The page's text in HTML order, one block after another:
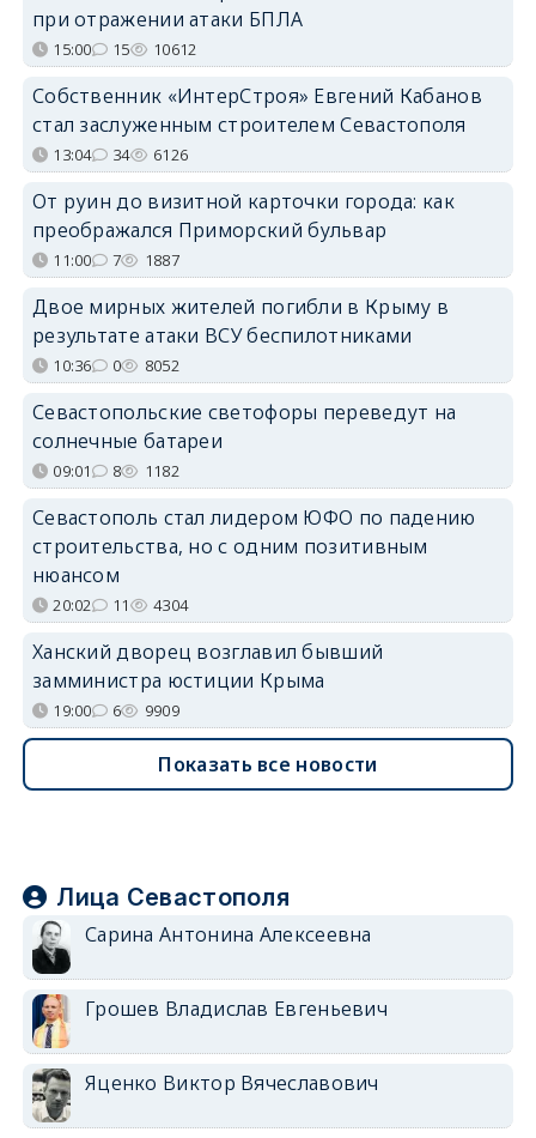
при отражении атаки БПЛА
15:00 15 10612
Собственник «ИнтерСтроя» Евгений Кабанов
стал заслуженным строителем Севастополя
13:04 34 6126
От руин до визитной карточки города: как
преображался Приморский бульвар
11:00 7 1887
Двое мирных жителей погибли в Крыму в
результате атаки ВСУ беспилотниками
10:36 0 8052
Севастопольские светофоры переведут на
солнечные батареи
09:01 8 1182
Севастополь стал лидером ЮФО по падению
строительства, но с одним позитивным
нюансом
20:02 11 4304
Ханский дворец возглавил бывший
замминистра юстиции Крыма
19:00 6 9909
Показать все новости
Лица Севастополя
Сарина Антонина Алексеевна
Грошев Владислав Евгеньевич
Яценко Виктор Вячеславович